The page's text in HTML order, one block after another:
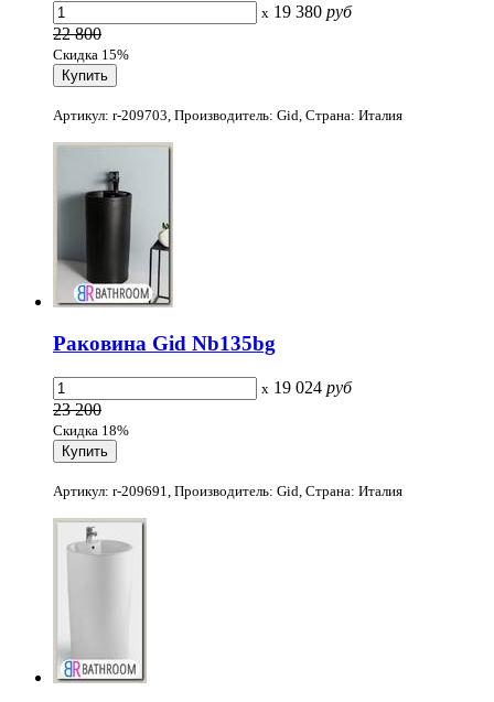
x 19 380 руб
22 800
Скидка 15%
Артикул: r-209703, Производитель: Gid, Страна: Италия
Раковина Gid Nb135bg
x 19 024 руб
23 200
Скидка 18%
Артикул: r-209691, Производитель: Gid, Страна: Италия